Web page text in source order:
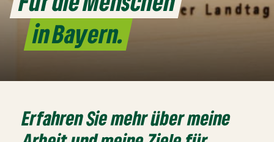
in Bayern.
Erfahren Sie mehr über meine